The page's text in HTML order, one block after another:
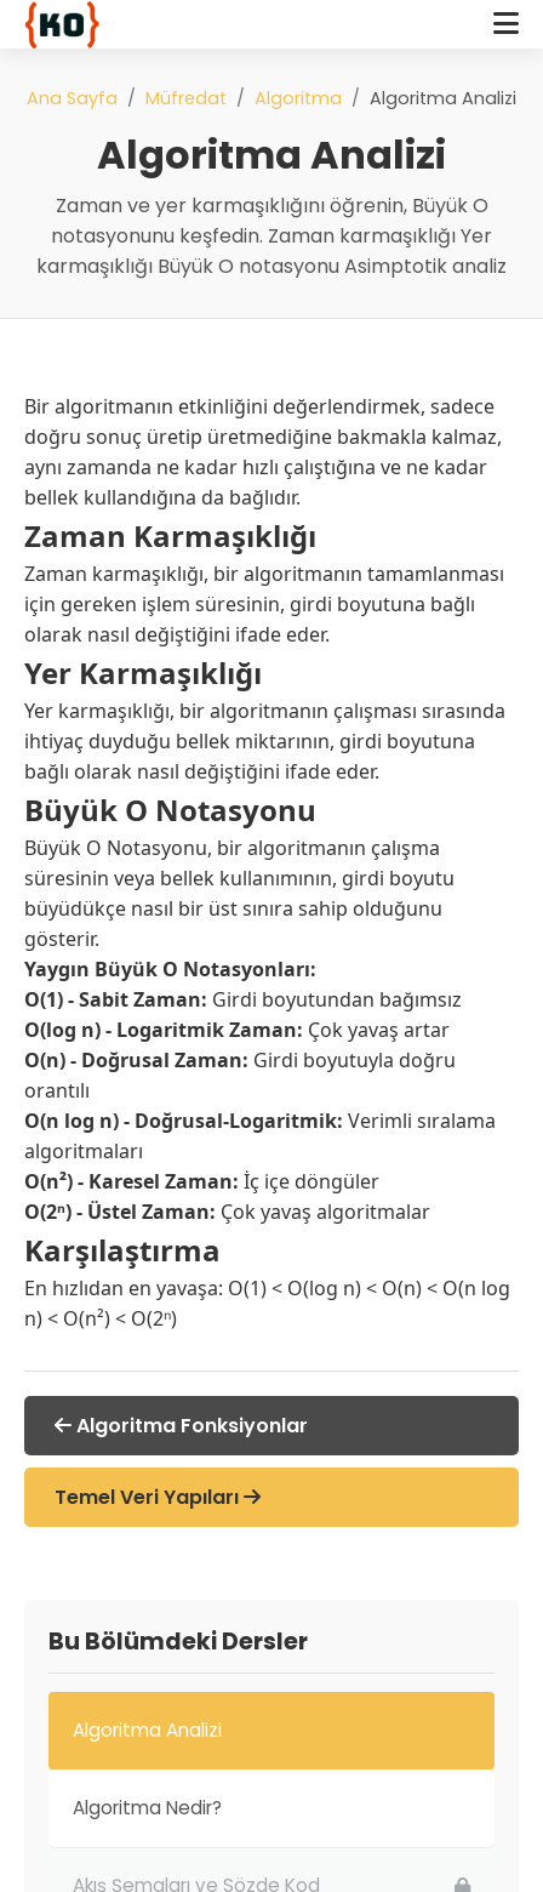
Ana Sayfa Müfredat Algoritma Algoritma Analizi
Algoritma Analizi
Zaman ve yer karmaşıklığını öğrenin, Büyük O
notasyonunu keşfedin. Zaman karmaşıklığı Yer
karmaşıklığı Büyük O notasyonu Asimptotik analiz
Bir algoritmanın etkinliğini değerlendirmek, sadece
doğru sonuç üretip üretmediğine bakmakla kalmaz,
aynı zamanda ne kadar hızlı çalıştığına ve ne kadar
bellek kullandığına da bağlıdır.
Zaman Karmaşıklığı
Zaman karmaşıklığı, bir algoritmanın tamamlanması
için gereken işlem süresinin, girdi boyutuna bağlı
olarak nasıl değiştiğini ifade eder.
Yer Karmaşıklığı
Yer karmaşıklığı, bir algoritmanın çalışması sırasında
ihtiyaç duyduğu bellek miktarının, girdi boyutuna
bağlı olarak nasıl değiştiğini ifade eder.
Büyük O Notasyonu
Büyük O Notasyonu, bir algoritmanın çalışma
süresinin veya bellek kullanımının, girdi boyutu
büyüdükçe nasıl bir üst sınıra sahip olduğunu
gösterir.
Yaygın Büyük O Notasyonları:
O(1) - Sabit Zaman: Girdi boyutundan bağımsız
O(log n) - Logaritmik Zaman: Çok yavaş artar
O(n) - Doğrusal Zaman: Girdi boyutuyla doğru
orantılı
O(n log n) - Doğrusal-Logaritmik: Verimli sıralama
algoritmaları
O(n²) - Karesel Zaman: İç içe döngüler
O(2ⁿ) - Üstel Zaman: Çok yavaş algoritmalar
Karşılaştırma
En hızlıdan en yavaşa: O(1) < O(log n) < O(n) < O(n log
n) < O(n²) < O(2ⁿ)
Algoritma Fonksiyonlar
Temel Veri Yapıları
Bu Bölümdeki Dersler
Algoritma Analizi
Algoritma Nedir?
Akış Şemaları ve Sözde Kod